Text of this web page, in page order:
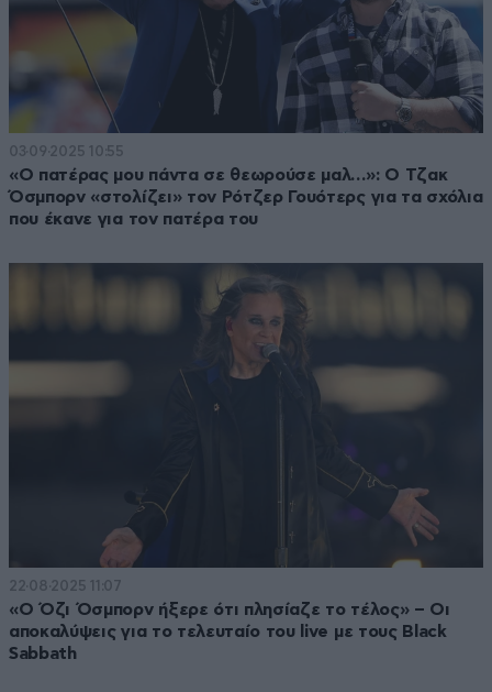
03·09·2025 10:55
«Ο πατέρας μου πάντα σε θεωρούσε μαλ…»: Ο Τζακ
Όσμπορν «στολίζει» τον Ρότζερ Γουότερς για τα σχόλια
που έκανε για τον πατέρα του
22·08·2025 11:07
«Ο Όζι Όσμπορν ήξερε ότι πλησίαζε το τέλος» – Οι
αποκαλύψεις για το τελευταίο του live με τους Black
Sabbath